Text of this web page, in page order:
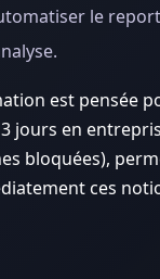
le
est pensée
3 jours en
bloquées),
ces